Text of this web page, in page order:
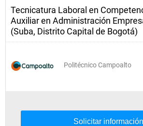
Tecnicatura Laboral en
Auxiliar en Administración
(Suba, Distrito Capital de Bogotá)
Politécnico Campoalto
Solicitar información